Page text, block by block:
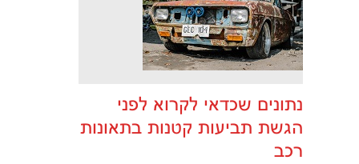
נתונים שכדאי לקרוא לפני
הגשת תביעות קטנות בתאונות
רכב